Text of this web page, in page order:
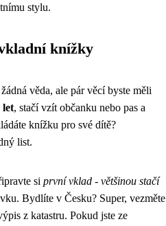
stylu.
knížky
věda, ale pár věcí byste měli
let, stačí vzít občanku nebo pas a
knížku pro své dítě?
list.
si první vklad - většinou stačí
Bydlíte v Česku? Super, vezměte
z katastru. Pokud jste ze